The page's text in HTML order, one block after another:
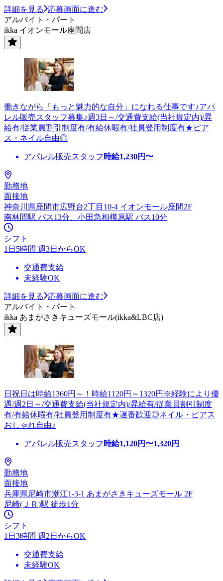
詳細を見る
応募画面に進む
アルバイト・パート
ikka イオンモール座間店
働きながら「もっと魅力的な自分」になれる仕事です♪アパ
レル販売スタッフ募集♪週3日～/交通費支給(当社規定内)/昇
給有/従業員割引制度有/有給休暇有/社員登用制度有★ピア
ス・ネイル自由◎
アパレル販売スタッフ 時給1,230円〜
勤務地
面接地
神奈川県座間市広野台2丁目10-4 イオンモール座間2F
南林間駅 バス13分、小田急相模原駅 バス10分
シフト
1日5時間 週3日からOK
交通費支給
未経験OK
詳細を見る
応募画面に進む
アルバイト・パート
ikka あまがさきキューズモール(ikka&LBC店)
日祝日は時給1360円～！時給1120円～1320円※経験により優
遇/週2日～/交通費支給(当社規定内)/昇給有/従業員割引制度
有/有給休暇有/社員登用制度有★遅番歓迎◎ネイル・ピアス
おしゃれ自由♪
アパレル販売スタッフ 時給1,120円〜1,320円
勤務地
面接地
兵庫県尼崎市潮江1-3-1 あまがさきキューズモール 2F
尼崎(ＪＲ)駅 徒歩1分
シフト
1日3時間 週2日からOK
交通費支給
未経験OK